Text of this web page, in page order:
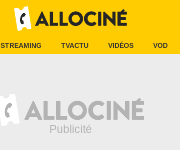
STREAMING TVACTU VIDÉOS VOD